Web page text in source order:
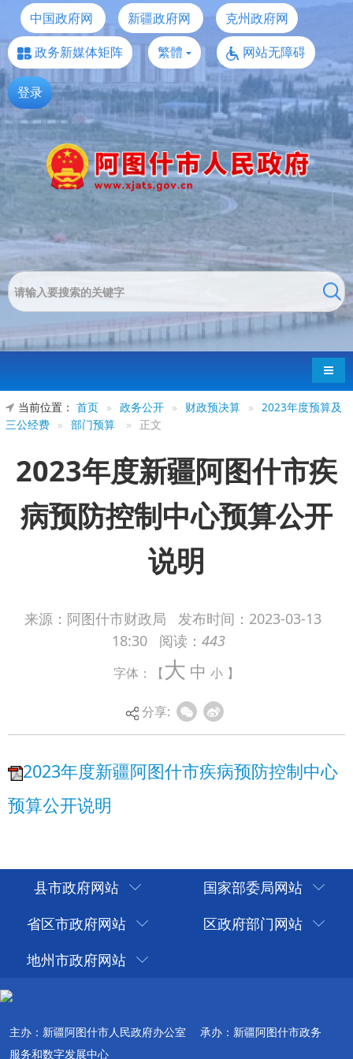
中国政府网 新疆政府网
克州政府网
政务新媒体矩阵
繁體 网站无障碍
登录
导航
当前位置： 首页 » 政务公开 » 财政预决算 »
2023年度预算及
三公经费 » 部门预算 » 正文
2023年度新疆阿图什市疾
病预防控制中心预算公开
说明
来源：阿图什市财政局 发布时间： 2023-03-13
18:30
阅读： 443
字体：【大 中 小 】
分享:
2023年度新疆阿图什市疾病预防控制中心
县市政府网站
国家部委局网站
省区市政府网站
区政府部门网站
地州市政府网站
主办：新疆阿图什市人民政府办公室
承办：新疆阿图什市政务
服务和数字发展中心